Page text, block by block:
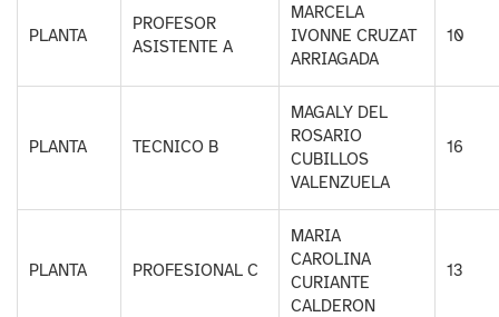
PLANTA
PROFESOR
ASISTENTE A
MARCELA
IVONNE CRUZAT
ARRIAGADA
10
PLANTA TECNICO B
MAGALY DEL
ROSARIO
CUBILLOS
VALENZUELA
16
PLANTA PROFESIONAL C
MARIA
CAROLINA
CURIANTE
CALDERON
13